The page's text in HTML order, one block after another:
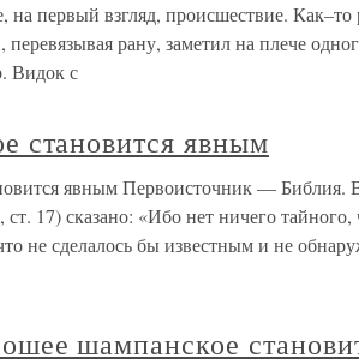
на первый взгляд, происшествие. Как–то
перевязывая рану, заметил на плече
Видок с
становится явным
явным Первоисточник — Библия.
ст. 17) сказано: «Ибо нет ничего
не сделалось бы известным и не
шампанское